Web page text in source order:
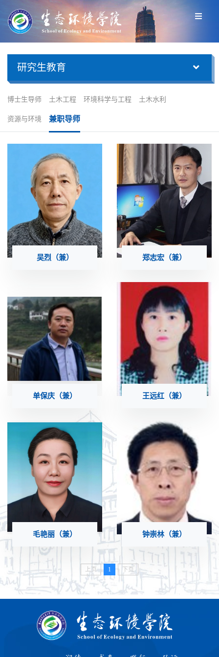
研究生教育
博士生导师 土木工程 环境科学与工程 土木水利
资源与环境 兼职导师
吴烈（兼） 郑志宏（兼）
单保庆（兼） 王远红（兼）
毛艳丽（兼） 钟崇林（兼）
上页 1 下页